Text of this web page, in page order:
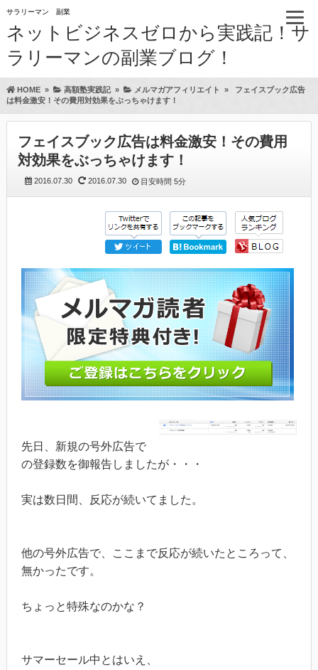
サラリーマン 副業
ネットビジネスゼロから実践記！サ
ラリーマンの副業ブログ！
HOME» 高額塾実践記» メルマガアフィリエイト »
フェイスブック広告
は料金激安！その費用対効果をぶっちゃけます！
フェイスブック広告は料金激安！その費用
対効果をぶっちゃけます！
2016.07.30 2016.07.30 目安時間 5分
先日、新規の号外広告で
の登録数を御報告しましたが・・・
実は数日間、反応が続いてました。
他の号外広告で、ここまで反応が続いたところって、
無かったです。
ちょっと特殊なのかな？
サマーセール中とはいえ、